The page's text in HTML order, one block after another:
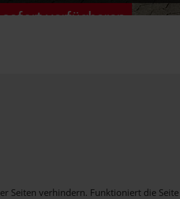
verfügbaren
Seiten verhindern. Funktioniert die